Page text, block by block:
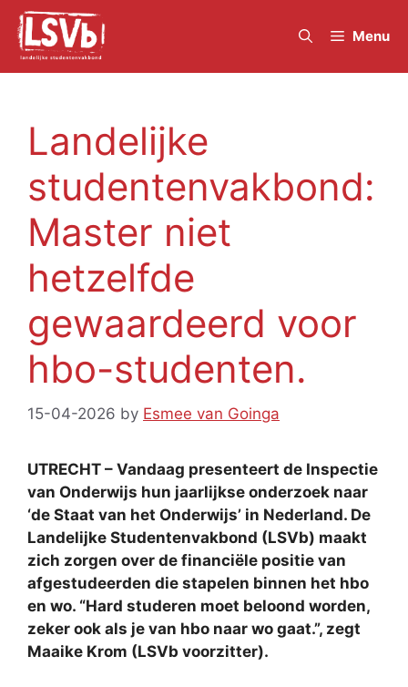
Skip
content
Menu
Landelijke
studentenvakbond:
Master niet
hetzelfde
gewaardeerd voor
hbo-studenten.
15-04-2026 by Esmee van Goinga
UTRECHT – Vandaag presenteert de Inspectie
van Onderwijs hun jaarlijkse onderzoek naar
‘de Staat van het Onderwijs’ in Nederland. De
Landelijke Studentenvakbond (LSVb) maakt
zich zorgen over de financiële positie van
afgestudeerden die stapelen binnen het hbo
en wo. “Hard studeren moet beloond worden,
zeker ook als je van hbo naar wo gaat.”, zegt
Maaike Krom (LSVb voorzitter).